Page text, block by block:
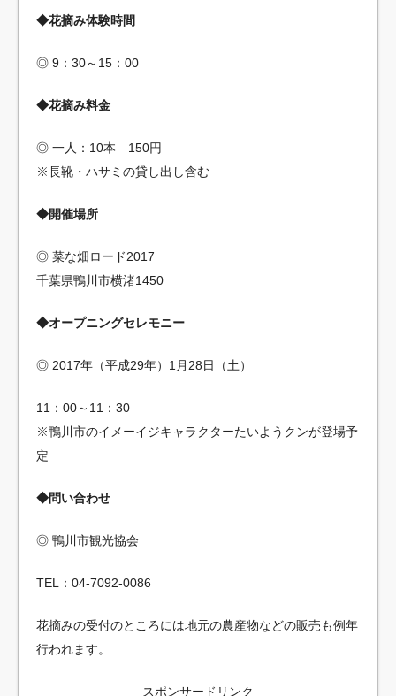
◆花摘み体験時間
◎ 9：30～15：00
◆花摘み料金
◎ 一人：10本 150円
※長靴・ハサミの貸し出し含む
◆開催場所
◎ 菜な畑ロード2017
千葉県鴨川市横渚1450
◆オープニングセレモニー
◎ 2017年（平成29年）1月28日（土）
11：00～11：30
※鴨川市のイメーイジキャラクターたいようクンが登場予
定
◆問い合わせ
◎ 鴨川市観光協会
TEL：04-7092-0086
花摘みの受付のところには地元の農産物などの販売も例年
行われます。
スポンサードリンク